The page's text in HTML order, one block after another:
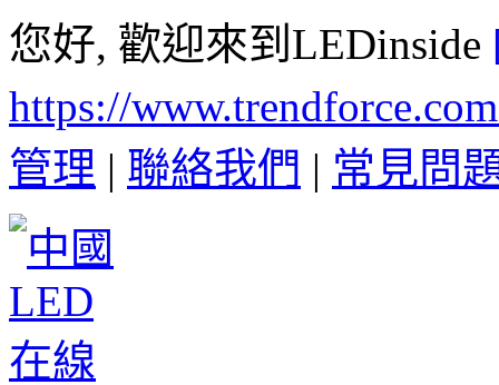
您好, 歡迎來到LEDinside
https://
管理 | 聯絡我們 | 常見問